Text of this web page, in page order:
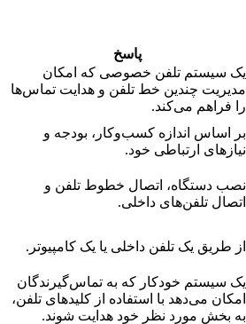
پاسخ
یک سیستم تلفن خصوصی که امکان
مدیریت چندین خط تلفن و هدایت تماس‌ها
را فراهم می‌کند.
بر اساس اندازه کسب‌وکار، بودجه و
نیازهای ارتباطی خود.
نصب دستگاه، اتصال خطوط تلفن و
اتصال تلفن‌های داخلی.
از طریق یک تلفن داخلی یا یک کامپیوتر.
یک سیستم خودکار که به تماس‌گیرندگان
امکان می‌دهد با استفاده از کلیدهای تلفن،
به بخش مورد نظر خود هدایت شوند.